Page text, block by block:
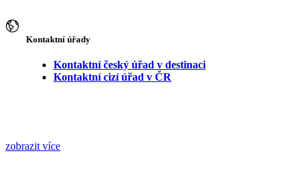
Kontaktní úřady
Kontaktní český úřad v destinaci
Kontaktní cizí úřad v ČR
zobrazit více